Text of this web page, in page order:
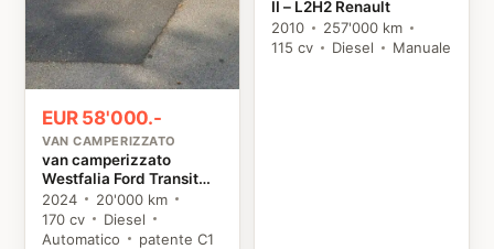
EUR 58'000.-
VAN CAMPERIZZATO
van camperizzato
Westfalia Ford Transit
custom NUGGET Ford
2024
20'000 km
170 cv
Diesel
Automatico
patente C1
II – L2H2 Renault
2010
257'000 km
115 cv
Diesel Manuale